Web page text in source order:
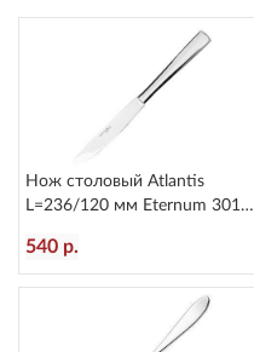
Нож столовый Atlantis
L=236/120 мм Eternum 3010-
540 р.